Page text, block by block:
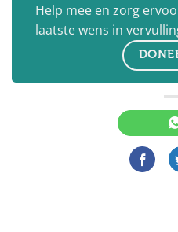
Help mee en zorg
laatste wens in